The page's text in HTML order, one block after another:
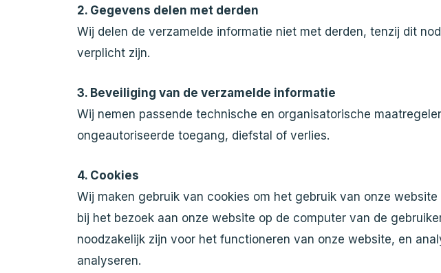
2. Gegevens delen met derden
Wij delen de verzamelde informatie niet met derden, tenzij dit
verplicht zijn.
3. Beveiliging van de verzamelde informatie
Wij nemen passende technische en organisatorische
ongeautoriseerde toegang, diefstal of verlies.
4. Cookies
Wij maken gebruik van cookies om het gebruik van onze
bij het bezoek aan onze website op de computer van de
noodzakelijk zijn voor het functioneren van onze website, en
analyseren.